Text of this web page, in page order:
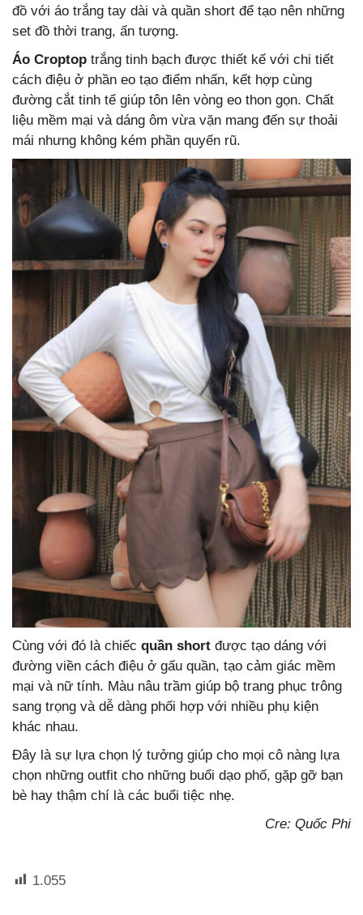
đồ với áo trắng tay dài và quần short để tạo nên những
set đồ thời trang, ấn tượng.
Áo Croptop trắng tinh bạch được thiết kế với chi tiết
cách điệu ở phần eo tạo điểm nhấn, kết hợp cùng
đường cắt tinh tế giúp tôn lên vòng eo thon gọn. Chất
liệu mềm mại và dáng ôm vừa vặn mang đến sự thoải
mái nhưng không kém phần quyến rũ.
Cùng với đó là chiếc quần short được tạo dáng với
đường viền cách điệu ở gấu quần, tạo cảm giác mềm
mại và nữ tính. Màu nâu trầm giúp bộ trang phục trông
sang trọng và dễ dàng phối hợp với nhiều phụ kiện
khác nhau.
Đây là sự lựa chọn lý tưởng giúp cho mọi cô nàng lựa
chọn những outfit cho những buổi dạo phố, gặp gỡ bạn
bè hay thậm chí là các buổi tiệc nhẹ.
Cre: Quốc Phi
1.055